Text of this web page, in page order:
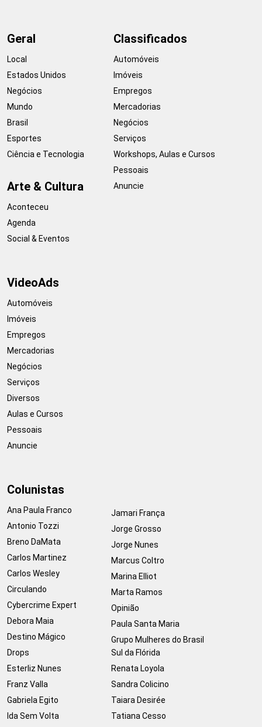
Geral
Local
Estados Unidos
Negócios
Mundo
Brasil
Esportes
Ciência e Tecnologia
Arte & Cultura
Aconteceu
Agenda
Social & Eventos
Classificados
Automóveis
Imóveis
Empregos
Mercadorias
Negócios
Serviços
Workshops, Aulas e Cursos
Pessoais
Anuncie
VideoAds
Automóveis
Imóveis
Empregos
Mercadorias
Negócios
Serviços
Diversos
Aulas e Cursos
Pessoais
Anuncie
Colunistas
Ana Paula Franco
Antonio Tozzi
Breno DaMata
Carlos Martinez
Carlos Wesley
Circulando
Cybercrime Expert
Debora Maia
Destino Mágico
Drops
Esterliz Nunes
Franz Valla
Gabriela Egito
Ida Sem Volta
Jamari França
Jorge Grosso
Jorge Nunes
Marcus Coltro
Marina Elliot
Marta Ramos
Opinião
Paula Santa Maria
Grupo Mulheres do Brasil
Sul da Flórida
Renata Loyola
Sandra Colicino
Taiara Desirée
Tatiana Cesso